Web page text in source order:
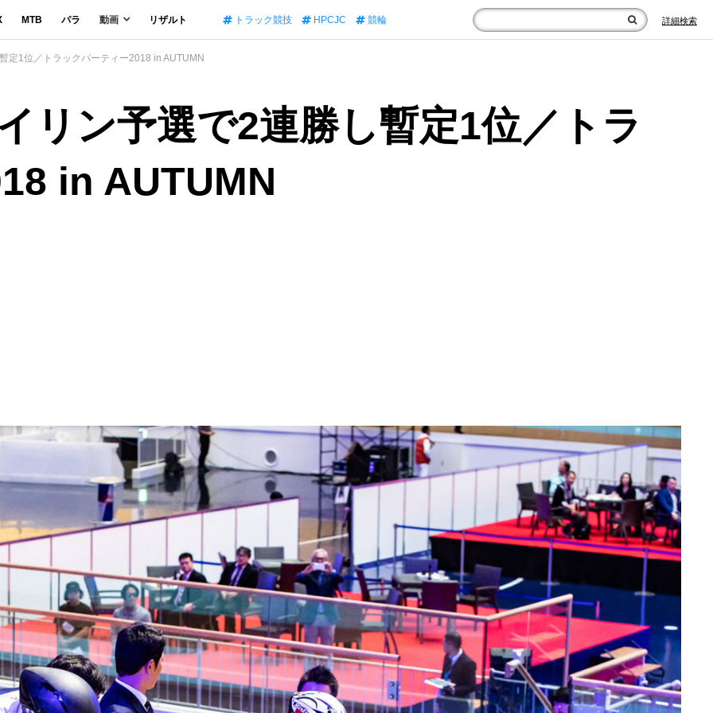
MTB パラ 動画 リザルト トラック競技 HPCJC 競輪 詳細検索
定1位／トラックパーティー2018 in AUTUMN
リン予選で2連勝し暫定1位／トラ
in AUTUMN